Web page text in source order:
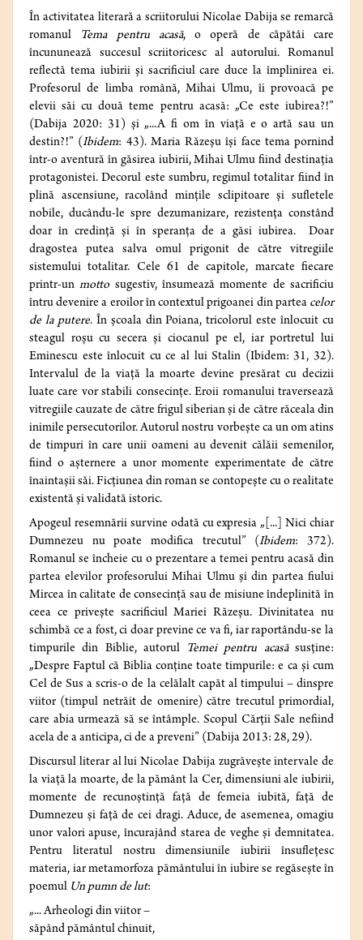
În activitatea literară a scriitorului Nicolae Dabija se remarcă
romanul
Tema pentru acasă, o operă de căpătâi care
încununează succesul scriitoricesc al autorului. Romanul
reflectă tema iubirii și sacrificiul care duce la împlinirea ei.
Profesorul de limba română, Mihai Ulmu, îi provoacă pe
elevii săi cu două teme pentru acasă: „Ce este iubirea?!”
(Dabija 2020: 31) și „...A fi om în viață e o artă sau un
destin?!” (Ibidem: 43). Maria Răzeșu își face tema pornind
într-o aventură în găsirea iubirii, Mihai Ulmu fiind destinația
protagonistei. Decorul este sumbru, regimul totalitar fiind în
plină ascensiune, racolând mințile sclipitoare și sufletele
nobile, ducându-le spre dezumanizare, rezistența constând
doar în credință și în speranța de a găsi iubirea. Doar
dragostea putea salva omul prigonit de către vitregiile
sistemului totalitar. Cele 61 de capitole, marcate fiecare
printr-unmottosugestiv, însumează momente de sacrificiu
întru devenire a eroilor în contextul prigoanei din partea celor
de la putere. În școala din Poiana, tricolorul este înlocuit cu
steagul roșu cu secera și ciocanul pe el, iar portretul lui
Eminescu este înlocuit cu ce al lui Stalin (Ibidem: 31, 32).
Intervalul de la viață la moarte devine presărat cu decizii
luate care vor stabili consecințe. Eroii romanului traversează
vitregiile cauzate de către frigul siberian și de către răceala din
inimile persecutorilor. Autorul nostru vorbește ca un om atins
de timpuri în care unii oameni au devenit călăii semenilor,
fiind o așternere a unor momente experimentate de către
înaintașii săi. Ficțiunea din roman se contopește cu o realitate
existentă și validată istoric.
Apogeul resemnării survine odată cu expresia „[...] Nici chiar
Dumnezeu nu poate modifica trecutul” (Ibidem: 372).
Romanul se încheie cu o prezentare a temei pentru acasă din
partea elevilor profesorului Mihai Ulmu și din partea fiului
Mircea în calitate de consecință sau de misiune îndeplinită în
ceea ce privește sacrificiul Mariei Răzeșu. Divinitatea nu
schimbă ce a fost, ci doar previne ce va fi, iar raportându-se la
timpurile din Biblie, autorul
Temei pentru acasăsusține:
„Despre Faptul că Biblia conține toate timpurile: e ca și cum
Cel de Sus a scris-o de la celălalt capăt al timpului – dinspre
viitor (timpul netrăit de omenire) către trecutul primordial,
care abia urmează să se întâmple. Scopul Cărții Sale nefiind
acela de a anticipa, ci de a preveni” (Dabija 2013: 28, 29).
Discursul literar al lui Nicolae Dabija zugrăvește intervale de
la viață la moarte, de la pământ la Cer, dimensiuni ale iubirii,
momente de recunoștință față de femeia iubită, față de
Dumnezeu și față de cei dragi. Aduce, de asemenea, omagiu
unor valori apuse, încurajând starea de veghe și demnitatea.
Pentru literatul nostru dimensiunile iubirii însuflețesc
materia, iar metamorfoza pământului în iubire se regăsește în
poemul Un pumn de lut:
„... Arheologi din viitor –
săpând pământul chinuit,